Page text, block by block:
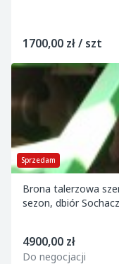
1700,00 zł / szt
Sprzedam
Brona talerzowa
sezon, dbiór
4900,00 zł
Do negocjacji